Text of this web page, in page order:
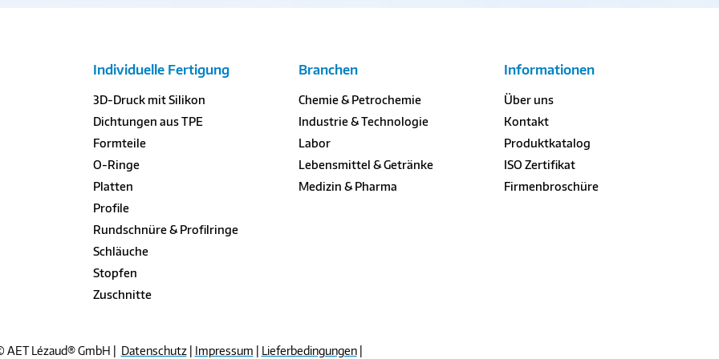
Individuelle Fertigung
3D-Druck mit Silikon
Dichtungen aus TPE
Formteile
O-Ringe
Platten
Profile
Rundschnüre & Profilringe
Schläuche
Stopfen
Zuschnitte
Branchen
Chemie & Petrochemie
Industrie & Technologie
Labor
Lebensmittel & Getränke
Medizin & Pharma
Informationen
Über uns
Kontakt
Produktkatalog
ISO Zertifikat
Firmenbroschüre
AET Lézaud® GmbH | Datenschutz| Impressum Lieferbedingungen|